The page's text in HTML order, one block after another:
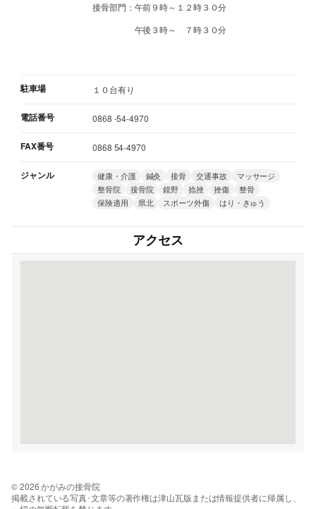
接骨部門：午前９時～１２時３０分
午後３時～ ７時３０分
駐車場 １０台有り
電話番号 0868 -54-4970
FAX番号 0868 54-4970
ジャンル 健康・介護 鍼灸 接骨 交通事故
マッサージ
整骨院
接骨院 鏡野 捻挫 挫傷
整骨
保険適用
県北 スポーツ外傷 はり・きゅう
アクセス
© 2026 かがみの接骨院
掲載されている写真･文章等の著作権は津山瓦版または情報提供者に帰属し、